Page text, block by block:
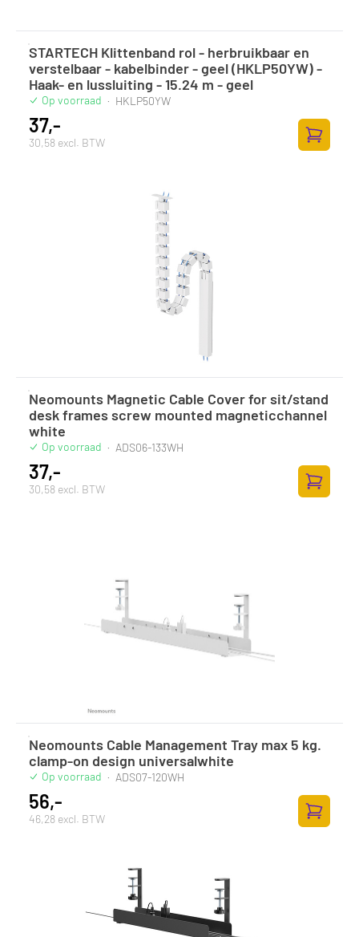
STARTECH Klittenband rol - herbruikbaar en
verstelbaar - kabelbinder - geel (HKLP50YW) -
Haak- en lussluiting - 15.24 m - geel
Op voorraad · HKLP50YW
37,-
30,58 excl. BTW
Neomounts Magnetic Cable Cover for sit/stand
desk frames screw mounted magneticchannel
white
Op voorraad · ADS06-133WH
37,-
30,58 excl. BTW
Neomounts Cable Management Tray max 5 kg.
clamp-on design universalwhite
Op voorraad · ADS07-120WH
56,-
46,28 excl. BTW